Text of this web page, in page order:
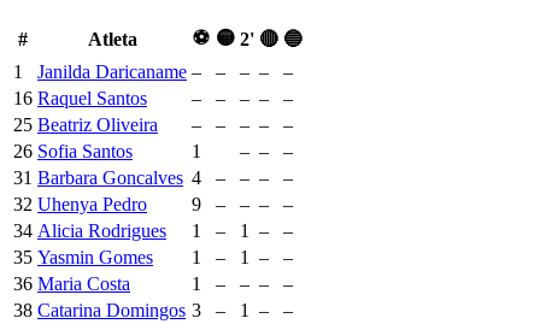
# Atleta ⚽ 🟡 2' 🔴 🔵
1
Janilda Daricaname – – – –
–
16 Raquel Santos – – – –
–
25 Beatriz Oliveira – – – –
–
26 Sofia Santos 1 – –
–
31 Barbara Goncalves 4 – – –
–
32 Uhenya Pedro 9 – – –
–
34 Alicia Rodrigues 1 – 1 –
–
35 Yasmin Gomes 1 – 1 –
–
36 Maria Costa 1 – – –
–
38 Catarina Domingos 3 – 1 –
–